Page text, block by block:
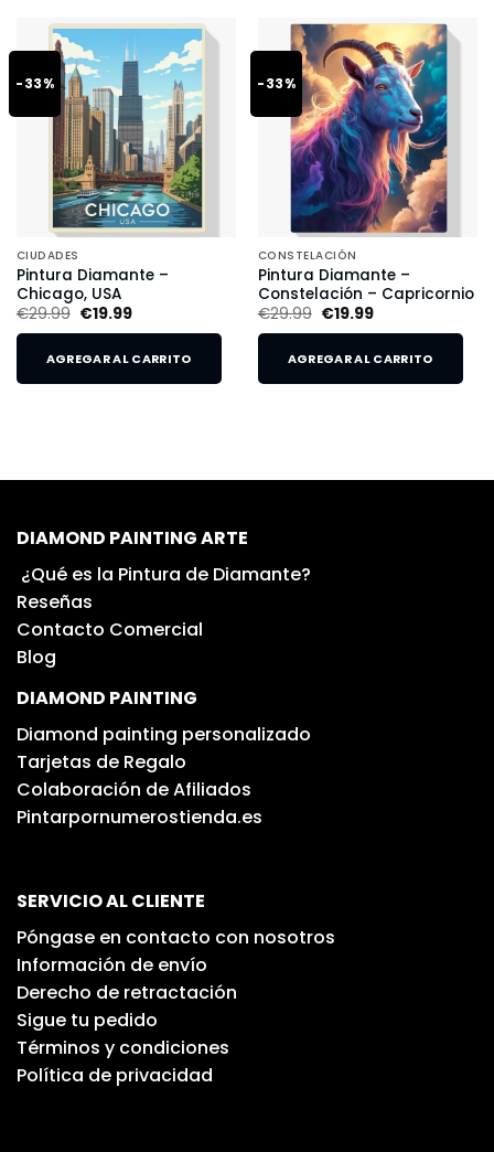
-33%
CIUDADES
Pintura Diamante –
Chicago, USA
€29.99 €19.99
AGREGAR AL CARRITO
-33%
CONSTELACIÓN
Pintura Diamante –
Constelación – Capricornio
€29.99 €19.99
AGREGAR AL CARRITO
DIAMOND PAINTING ARTE
¿Qué es la Pintura de Diamante?
Reseñas
Contacto Comercial
Blog
DIAMOND PAINTING
Diamond painting personalizado
Tarjetas de Regalo
Colaboración de Afiliados
Pintarpornumerostienda.es
SERVICIO AL CLIENTE
Póngase en contacto con nosotros
Información de envío
Derecho de retractación
Sigue tu pedido
Términos y condiciones
Política de privacidad